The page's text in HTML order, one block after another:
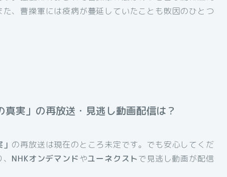
、曹操軍には疫病が蔓延していたことも敗因のひとつ
実」の再放送・見逃し動画配信は？
の再放送は現在のところ未定です。でも安心してくだ
NHKオンデマンドやユーネクストで見逃し動画が配信